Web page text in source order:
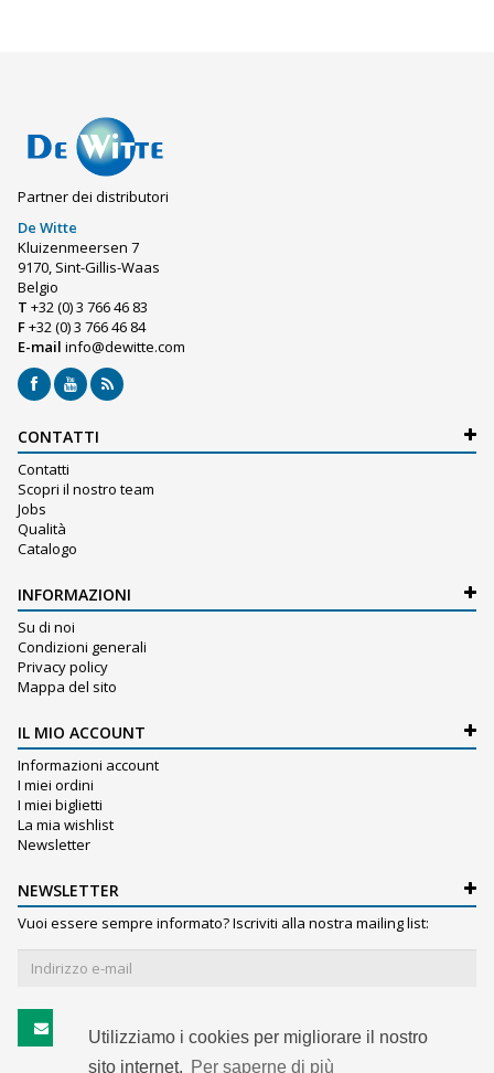
Utilizziamo i cookies per migliorare il nostro
sito internet. Per saperne di più
Partner dei distributori
De Witte
Kluizenmeersen 7
9170, Sint-Gillis-Waas
Belgio
T +32 (0) 3 766 46 83
F+32 (0) 3 766 46 84
E-mail info@dewitte.com
CONTATTI
Contatti
Scopri il nostro team
Jobs
Qualità
Catalogo
INFORMAZIONI
Su di noi
Condizioni generali
Privacy policy
Mappa del sito
IL MIO ACCOUNT
Informazioni account
I miei ordini
I miei biglietti
La mia wishlist
Newsletter
NEWSLETTER
Vuoi essere sempre informato? Iscriviti alla nostra mailing list:
Iscriviti